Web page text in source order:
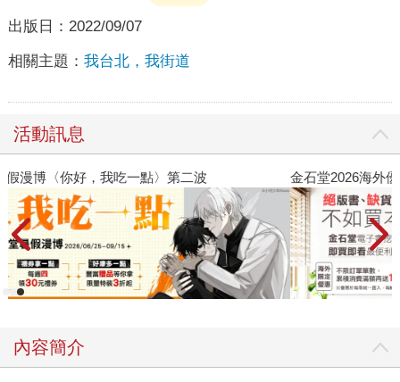
出版日： 2022/09/07
相關主題： 我台北，我街道
活動訊息
金石堂2026海外優惠：電子書
內容簡介